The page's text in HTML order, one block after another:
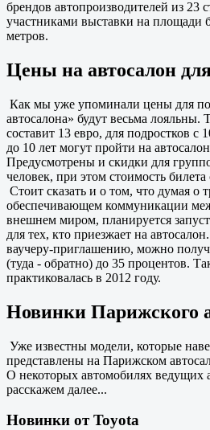
брендов автопроизводителей из 23
участниками выставки на площади
метров.
Цены на автосалон
Как мы уже упоминали цены для
автосалона» будут весьма лояльны.
составит 13 евро, для подростков с
до 10 лет могут пройти на
Предусмотрены и скидки для
человек, при этом стоимость билета
Стоит сказать и о том, что думая о
обеспечивающем коммуникации
внешнем миром, планируется
для тех, кто приезжает на
ваучеру-приглашению, можно
(туда - обратно) до 35 процентов.
практиковалась в 2012 году.
Новинки Парижского
Уже известны модели, которые
представлены на Парижском
О некоторых автомобилях ведущих
расскажем далее...
Новинки от Toyota